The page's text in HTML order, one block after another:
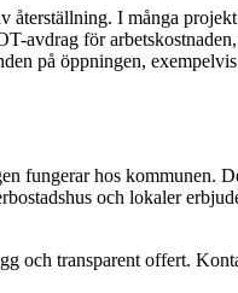
återställning. I många
avdrag för
på öppningen,
fungerar hos kommunen.
och lokaler
och transparent offert.